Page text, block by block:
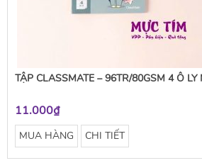
TẬP CLASSMATE – 96TR/80GSM 4 Ô
11.000₫
MUA HÀNG CHI TIẾT